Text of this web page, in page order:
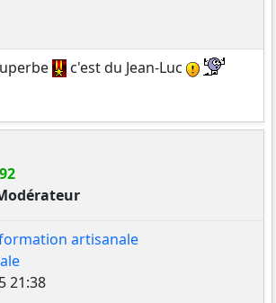
c'est du Jean-Luc
artisanale
21:38